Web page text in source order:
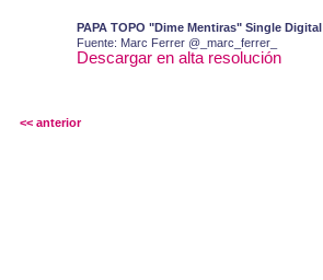
PAPA TOPO "Dime Mentiras" Single Digital
Fuente: Marc Ferrer @_marc_ferrer_
Descargar en alta resolución
<< anterior